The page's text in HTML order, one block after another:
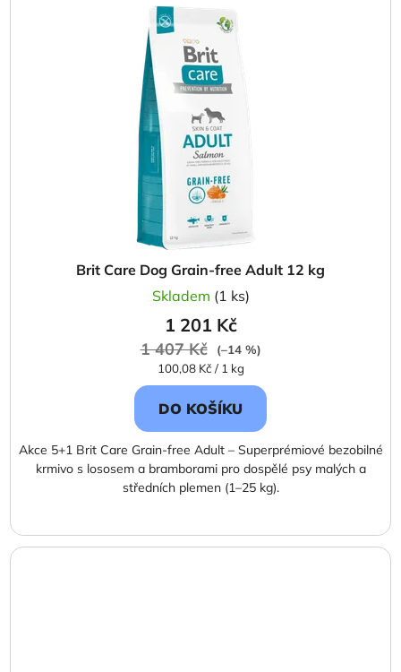
Brit Care Dog Grain-free Adult 12 kg
Skladem (1 ks)
1 201 Kč
1 407 Kč
(–14 %)
Měrná
cena:
100,08 Kč / 1 kg
DO KOŠÍKU
Akce 5+1 Brit Care Grain-free Adult – Superprémiové bezobilné
krmivo s lososem a bramborami pro dospělé psy malých a
středních plemen (1–25 kg).